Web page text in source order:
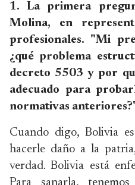
1. La primera
Molina, en
profesionales. "Mi
¿qué problema
decreto 5503 y por
adecuado para
normativas
Cuando digo, Bolivia
hacerle daño a la
verdad. Bolivia está
Para sanarla,